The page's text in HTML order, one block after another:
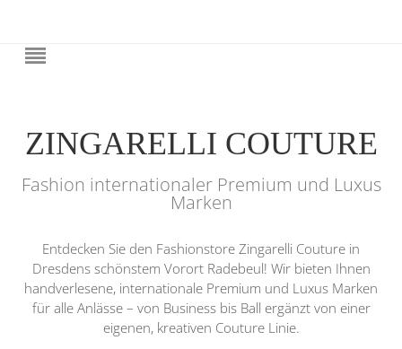
ZINGARELLI COUTURE
Fashion internationaler Premium und Luxus
Marken
Entdecken Sie den Fashionstore Zingarelli Couture in
Dresdens schönstem Vorort Radebeul! Wir bieten Ihnen
handverlesene, internationale Premium und Luxus Marken
für alle Anlässe – von Business bis Ball ergänzt von einer
eigenen, kreativen Couture Linie.